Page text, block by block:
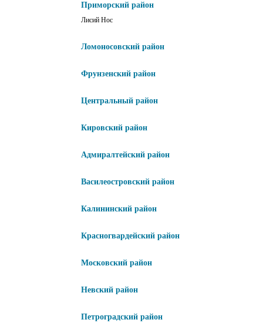
Приморский район
Лисий Нос
Ломоносовский район
Фрунзенский район
Центральный район
Кировский район
Адмиралтейский район
Василеостровский район
Калининский район
Красногвардейский район
Московский район
Невский район
Петроградский район